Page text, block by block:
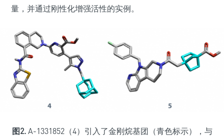
量，并通过刚性化增强活性的实例。
图2.A-1331852（4）引入了金刚烷基团（青色标示），与